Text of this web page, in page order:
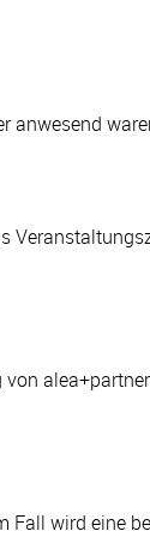
anwesend
Fall wird eine